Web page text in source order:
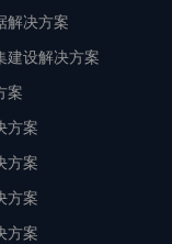
解决方案
建设解决方案
案
方案
方案
方案
方案